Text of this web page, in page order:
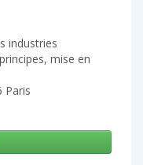
industries
mise en
Paris